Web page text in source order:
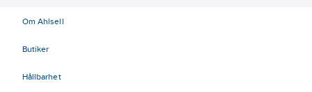
Om Ahlsell
Butiker
Hållbarhet